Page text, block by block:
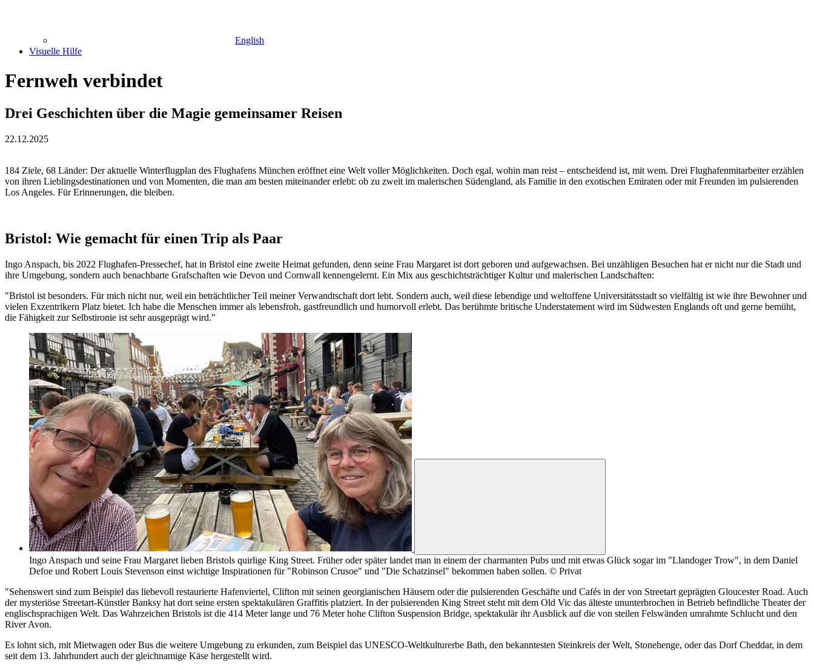
English
Visuelle Hilfe
Fernweh verbindet
Drei Geschichten über die Magie gemeinsamer Reisen
22.12.2025
184 Ziele, 68 Länder: Der aktuelle Winterflugplan des Flughafens München eröffnet eine Welt voller Möglichkeiten. Doch egal, wohin man reist – entscheidend ist, mit wem. Drei Flughafenmitarbeiter erzählen
von ihren Lieblingsdestinationen und von Momenten, die man am besten miteinander erlebt: ob zu zweit im malerischen Südengland, als Familie in den exotischen Emiraten oder mit Freunden im pulsierenden
Los Angeles. Für Erinnerungen, die bleiben.
Bristol: Wie gemacht für einen Trip als Paar
Ingo Anspach, bis 2022 Flughafen-Pressechef, hat in Bristol eine zweite Heimat gefunden, denn seine Frau Margaret ist dort geboren und aufgewachsen. Bei unzähligen Besuchen hat er nicht nur die Stadt und
ihre Umgebung, sondern auch benachbarte Grafschaften wie Devon und Cornwall kennengelernt. Ein Mix aus geschichtsträchtiger Kultur und malerischen Landschaften:
"Bristol ist besonders. Für mich nicht nur, weil ein beträchtlicher Teil meiner Verwandtschaft dort lebt. Sondern auch, weil diese lebendige und weltoffene Universitätsstadt so vielfältig ist wie ihre Bewohner und
vielen Exzentrikern Platz bietet. Ich habe die Menschen immer als lebensfroh, gastfreundlich und humorvoll erlebt. Das berühmte britische Understatement wird im Südwesten Englands oft und gerne bemüht,
die Fähigkeit zur Selbstironie ist sehr ausgeprägt wird."
Ingo Anspach und seine Frau Margaret lieben Bristols quirlige King Street. Früher oder später landet man in einem der charmanten Pubs und mit etwas Glück sogar im "Llandoger Trow", in dem Daniel
Defoe und Robert Louis Stevenson einst wichtige Inspirationen für "Robinson Crusoe" und "Die Schatzinsel" bekommen haben sollen. © Privat
"Sehenswert sind zum Beispiel das liebevoll restaurierte Hafenviertel, Clifton mit seinen georgianischen Häusern oder die pulsierenden Geschäfte und Cafés in der von Streetart geprägten Gloucester Road. Auch
der mysteriöse Streetart-Künstler Banksy hat dort seine ersten spektakulären Graffitis platziert. In der pulsierenden King Street steht mit dem Old Vic das älteste ununterbrochen in Betrieb befindliche Theater der
englischsprachigen Welt. Das Wahrzeichen Bristols ist die 414 Meter lange und 76 Meter hohe Clifton Suspension Bridge, spektakulär ihr Ausblick auf die von steilen Felswänden umrahmte Schlucht und den
River Avon.
Es lohnt sich, mit Mietwagen oder Bus die weitere Umgebung zu erkunden, zum Beispiel das UNESCO-Weltkulturerbe Bath, den bekanntesten Steinkreis der Welt, Stonehenge, oder das Dorf Cheddar, in dem
seit dem 13. Jahrhundert auch der gleichnamige Käse hergestellt wird.